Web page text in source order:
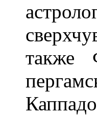
также